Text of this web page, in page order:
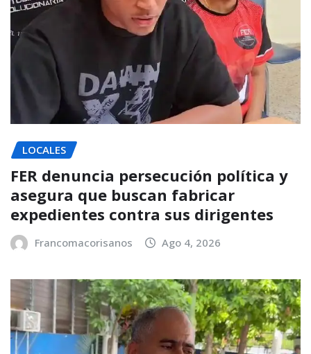
LOCALES
FER denuncia persecución política y
asegura que buscan fabricar
expedientes contra sus dirigentes
Francomacorisanos Ago 4, 2026